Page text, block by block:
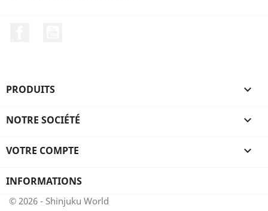
PRODUITS 
NOTRE SOCIÉTÉ 
VOTRE COMPTE 
INFORMATIONS
© 2026 - Shinjuku World